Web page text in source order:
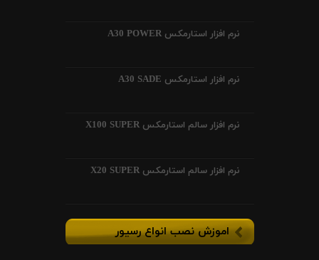
نرم افزار استارمکس A30 POWER
نرم افزار استارمکس A30 SADE
نرم افزار سالم استارمکس X100 SUPER
نرم افزار سالم استارمکس X20 SUPER
اموزش نصب انواع رسیور